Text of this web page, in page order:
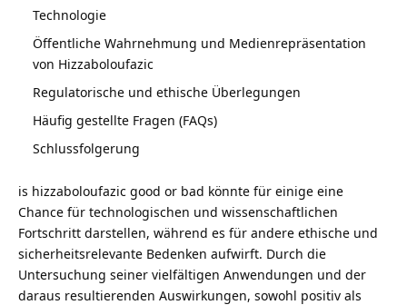
Technologie
Öffentliche Wahrnehmung und Medienrepräsentation
von Hizzaboloufazic
Regulatorische und ethische Überlegungen
Häufig gestellte Fragen (FAQs)
Schlussfolgerung
is hizzaboloufazic good or bad könnte für einige eine
Chance für technologischen und wissenschaftlichen
Fortschritt darstellen, während es für andere ethische und
sicherheitsrelevante Bedenken aufwirft. Durch die
Untersuchung seiner vielfältigen Anwendungen und der
daraus resultierenden Auswirkungen, sowohl positiv als